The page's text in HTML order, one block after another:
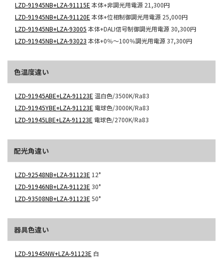
LZD-91945NB+LZA-91115E 本体+非調光用電源 21,300円
LZD-91945NB+LZA-91120E 本体+位相制御調光用電源 25,000円
LZD-91945NB+LZA-93005 本体+DALI信号制御調光用電源30,300円
LZD-91945NB+LZA-93023 本体+0％～100％調光用電源37,300円
色温度違い
LZD-91945ABE+LZA-91123E 温白色/3500K/Ra83
LZD-91945YBE+LZA-91123E 電球色/3000K/Ra83
LZD-91945LBE+LZA-91123E 電球色/2700K/Ra83
配光角違い
LZD-92548NB+LZA-91123E 12°
LZD-91946NB+LZA-91123E 30°
LZD-93508NB+LZA-91123E 50°
器具色違い
LZD-91945NW+LZA-91123E 白